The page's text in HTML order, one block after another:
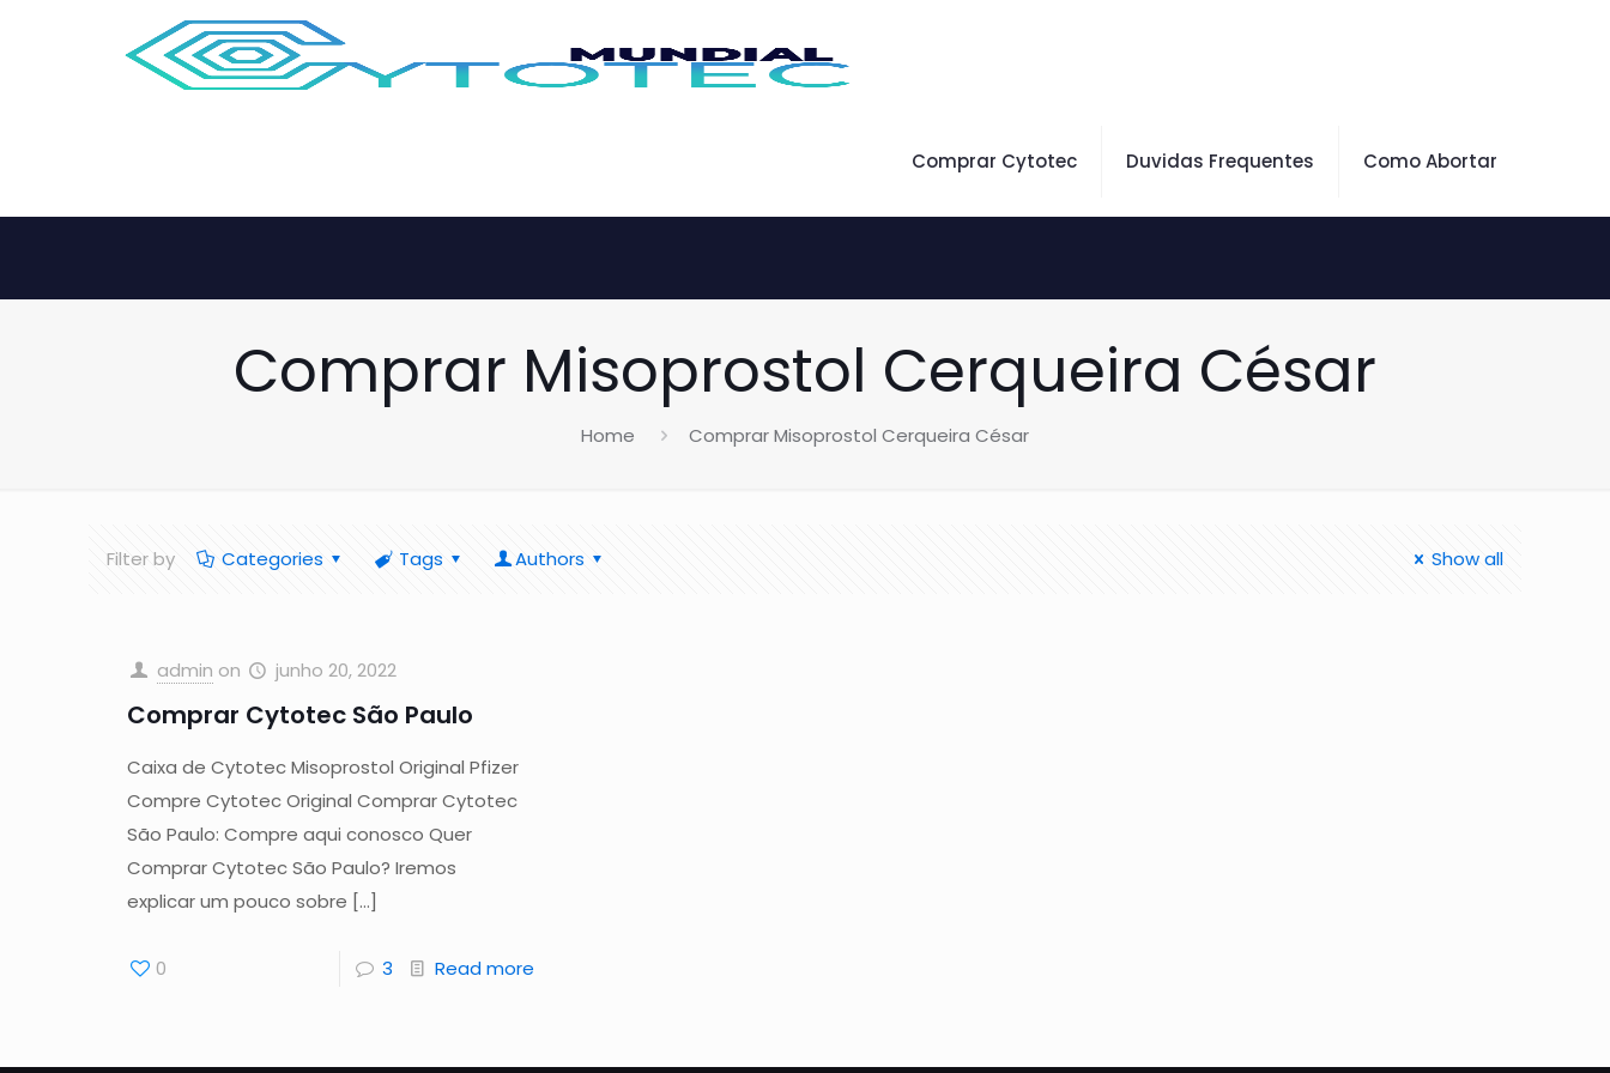
Comprar Cytotec Duvidas Frequentes Como Abortar
Comprar Misoprostol Cerqueira César
Home Comprar Misoprostol Cerqueira César
Filter by Categories Tags Authors Show all
admin on junho 20, 2022
Comprar Cytotec São Paulo
Caixa de Cytotec Misoprostol Original Pfizer
Compre Cytotec Original Comprar Cytotec
São Paulo: Compre aqui conosco Quer
Comprar Cytotec São Paulo? Iremos
explicar um pouco sobre […]
0 3 Read more